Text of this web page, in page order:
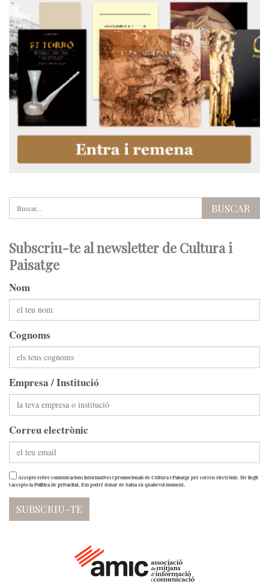
Subscriu-te al newsletter de Cultura i
Paisatge
Nom
Cognoms
Empresa / Institució
Correu electrònic
Accepto rebre comunicacions informatives i promocionals de Cultura i Paisatge per correu electrònic. He llegit
i accepto laPolítica de privacitat. Em podré donar de baixa en qualsevol moment.